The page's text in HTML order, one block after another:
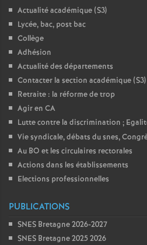
Actualité académique (S3)
Lycée, bac, post bac
Collège
Adhésion
Actualité des départements
Contacter la section académique (S3)
Retraite : la réforme de trop
Agir en CA
Lutte contre la discrimination ;
Vie syndicale, débats du snes,
Au BO et les circulaires rectorales
Actions dans les établissements
Elections professionnelles
PUBLICATIONS
SNES Bretagne 2026-2027
SNES Bretagne 2025 2026